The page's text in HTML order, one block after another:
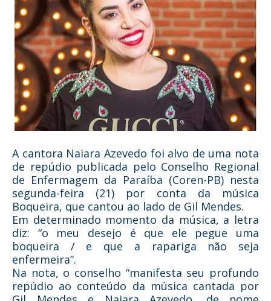
A cantora Naiara Azevedo foi alvo de uma nota
de repúdio publicada pelo Conselho Regional
de Enfermagem da Paraíba (Coren-PB) nesta
segunda-feira (21) por conta da música
Boqueira, que cantou ao lado de Gil Mendes.
Em determinado momento da música, a letra
diz: “o meu desejo é que ele pegue uma
boqueira / e que a rapariga não seja
enfermeira”.
Na nota, o conselho “manifesta seu profundo
repúdio ao conteúdo da música cantada por